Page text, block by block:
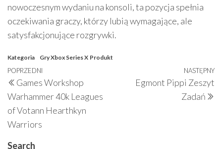
nowoczesnym wydaniu na konsoli, ta pozycja spełnia
oczekiwania graczy, którzy lubią wymagające, ale
satysfakcjonujące rozgrywki.
Kategoria Gry Xbox Series X Produkt
Nawigacja
wpisu
Poprzedni
wpis
POPRZEDNI
Games Workshop
Warhammer 40k Leagues
of Votann Hearthkyn
Warriors
NASTĘPNY
Egmont Pippi Zeszyt
Zadań
Search